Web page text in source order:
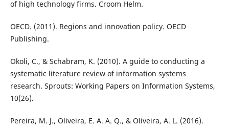
of high technology firms. Croom Helm.
OECD. (2011). Regions and innovation policy. OECD
Publishing.
Okoli, C., & Schabram, K. (2010). A guide to conducting a
systematic literature review of information systems
research. Sprouts: Working Papers on Information Systems,
10(26).
Pereira, M. J., Oliveira, E. A. A. Q., & Oliveira, A. L. (2016).